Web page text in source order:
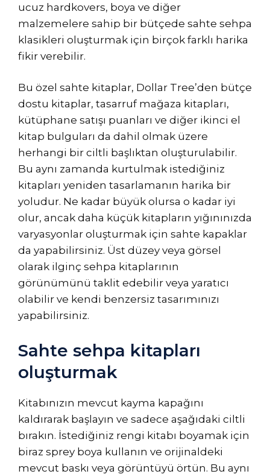
ucuz hardkovers, boya ve diğer
malzemelere sahip bir bütçede sahte sehpa
klasikleri oluşturmak için birçok farklı harika
fikir verebilir.
Bu özel sahte kitaplar, Dollar Tree’den bütçe
dostu kitaplar, tasarruf mağaza kitapları,
kütüphane satışı puanları ve diğer ikinci el
kitap bulguları da dahil olmak üzere
herhangi bir ciltli başlıktan oluşturulabilir.
Bu aynı zamanda kurtulmak istediğiniz
kitapları yeniden tasarlamanın harika bir
yoludur. Ne kadar büyük olursa o kadar iyi
olur, ancak daha küçük kitapların yığınınızda
varyasyonlar oluşturmak için sahte kapaklar
da yapabilirsiniz. Üst düzey veya görsel
olarak ilginç sehpa kitaplarının
görünümünü taklit edebilir veya yaratıcı
olabilir ve kendi benzersiz tasarımınızı
yapabilirsiniz.
Sahte sehpa kitapları
oluşturmak
Kitabınızın mevcut kayma kapağını
kaldırarak başlayın ve sadece aşağıdaki ciltli
bırakın. İstediğiniz rengi kitabı boyamak için
biraz sprey boya kullanın ve orijinaldeki
mevcut baskı veya görüntüyü örtün. Bu aynı